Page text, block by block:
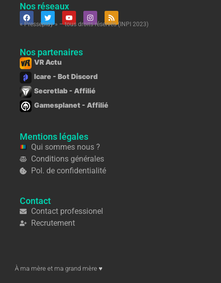
Nos réseaux
« Presseplay » – tous droits réservés (INPI 2023)
Nos partenaires
VR Actu
Icare - Bot Discord
Secretlab - Affilié
Gamesplanet - Affilié
Mentions légales
Qui sommes nous ?
Conditions générales
Pol. de confidentialité
Contact
Contact professionel
Recrutement
À ma mère et ma grand mère ♥︎